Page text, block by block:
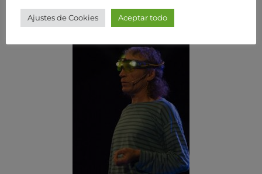
Ajustes de Cookies Aceptar todo